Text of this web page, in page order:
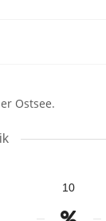
Ostsee.
10